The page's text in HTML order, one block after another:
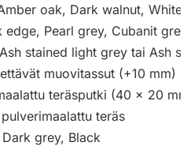
oak, Dark walnut,
Pearl grey, Cubanit
stained light grey tai Ash
muovitassut (+10 mm)
teräsputki (40 x 20
teräs
grey, Black